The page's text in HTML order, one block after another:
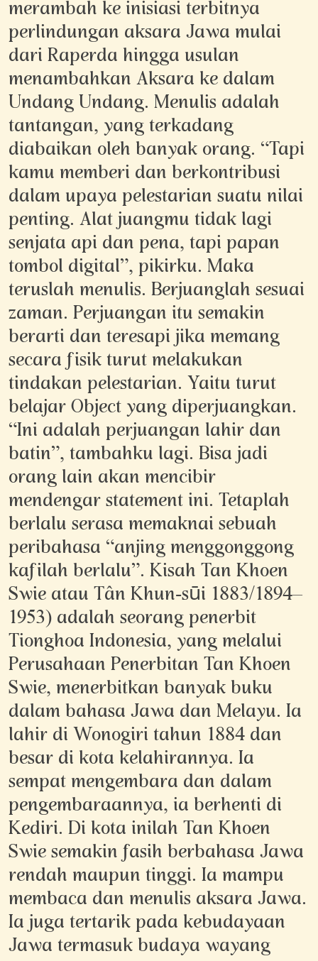
merambah ke inisiasi terbitnya
perlindungan aksara Jawa mulai
dari Raperda hingga usulan
menambahkan Aksara ke dalam
Undang Undang. Menulis adalah
tantangan, yang terkadang
diabaikan oleh banyak orang. “Tapi
kamu memberi dan berkontribusi
dalam upaya pelestarian suatu nilai
penting. Alat juangmu tidak lagi
senjata api dan pena, tapi papan
tombol digital”, pikirku. Maka
teruslah menulis. Berjuanglah sesuai
zaman. Perjuangan itu semakin
berarti dan teresapi jika memang
secara fisik turut melakukan
tindakan pelestarian. Yaitu turut
belajar Object yang diperjuangkan.
“Ini adalah perjuangan lahir dan
batin”, tambahku lagi. Bisa jadi
orang lain akan mencibir
mendengar statement ini. Tetaplah
berlalu serasa memaknai sebuah
peribahasa “anjing menggonggong
kafilah berlalu”. Kisah Tan Khoen
Swie atau Tân Khun-sūi 1883/1894–
1953) adalah seorang penerbit
Tionghoa Indonesia, yang melalui
Perusahaan Penerbitan Tan Khoen
Swie, menerbitkan banyak buku
dalam bahasa Jawa dan Melayu. Ia
lahir di Wonogiri tahun 1884 dan
besar di kota kelahirannya. Ia
sempat mengembara dan dalam
pengembaraannya, ia berhenti di
Kediri. Di kota inilah Tan Khoen
Swie semakin fasih berbahasa Jawa
rendah maupun tinggi. Ia mampu
membaca dan menulis aksara Jawa.
Ia juga tertarik pada kebudayaan
Jawa termasuk budaya wayang